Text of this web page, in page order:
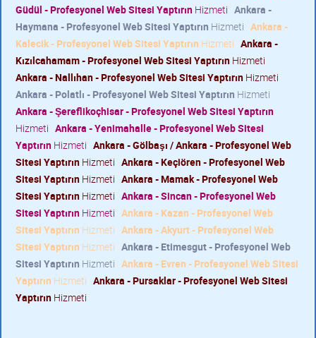
Güdül - Profesyonel Web Sitesi Yaptırın Hizmeti Ankara -
Haymana - Profesyonel Web Sitesi Yaptırın Hizmeti Ankara -
Kalecik - Profesyonel Web Sitesi Yaptırın Hizmeti Ankara -
Kızılcahamam - Profesyonel Web Sitesi Yaptırın Hizmeti
Ankara - Nallıhan - Profesyonel Web Sitesi Yaptırın Hizmeti
Ankara - Polatlı - Profesyonel Web Sitesi Yaptırın Hizmeti
Ankara - Şereflikoçhisar - Profesyonel Web Sitesi Yaptırın
Hizmeti Ankara - Yenimahalle - Profesyonel Web Sitesi
Yaptırın Hizmeti Ankara - Gölbaşı / Ankara - Profesyonel Web
Sitesi Yaptırın Hizmeti Ankara - Keçiören - Profesyonel Web
Sitesi Yaptırın Hizmeti Ankara - Mamak - Profesyonel Web
Sitesi Yaptırın Hizmeti Ankara - Sincan - Profesyonel Web
Sitesi Yaptırın Hizmeti Ankara - Kazan - Profesyonel Web
Sitesi Yaptırın Hizmeti Ankara - Akyurt - Profesyonel Web
Sitesi Yaptırın Hizmeti Ankara - Etimesgut - Profesyonel Web
Sitesi Yaptırın Hizmeti Ankara - Evren - Profesyonel Web Sitesi
Yaptırın Hizmeti Ankara - Pursaklar - Profesyonel Web Sitesi
Yaptırın Hizmeti